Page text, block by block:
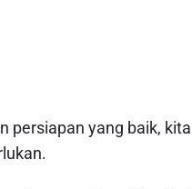
persiapan yang baik,